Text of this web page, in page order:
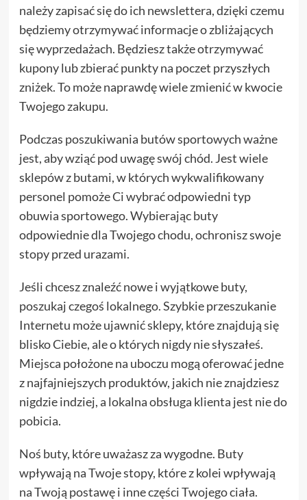
należy zapisać się do ich newslettera, dzięki czemu
będziemy otrzymywać informacje o zbliżających
się wyprzedażach. Będziesz także otrzymywać
kupony lub zbierać punkty na poczet przyszłych
zniżek. To może naprawdę wiele zmienić w kwocie
Twojego zakupu.
Podczas poszukiwania butów sportowych ważne
jest, aby wziąć pod uwagę swój chód. Jest wiele
sklepów z butami, w których wykwalifikowany
personel pomoże Ci wybrać odpowiedni typ
obuwia sportowego. Wybierając buty
odpowiednie dla Twojego chodu, ochronisz swoje
stopy przed urazami.
Jeśli chcesz znaleźć nowe i wyjątkowe buty,
poszukaj czegoś lokalnego. Szybkie przeszukanie
Internetu może ujawnić sklepy, które znajdują się
blisko Ciebie, ale o których nigdy nie słyszałeś.
Miejsca położone na uboczu mogą oferować jedne
z najfajniejszych produktów, jakich nie znajdziesz
nigdzie indziej, a lokalna obsługa klienta jest nie do
pobicia.
Noś buty, które uważasz za wygodne. Buty
wpływają na Twoje stopy, które z kolei wpływają
na Twoją postawę i inne części Twojego ciała.